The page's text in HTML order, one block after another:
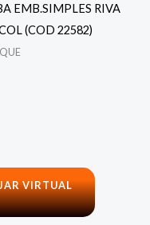
EMB.SIMPLES RIVA
(COD 22582)
VIRTUAL